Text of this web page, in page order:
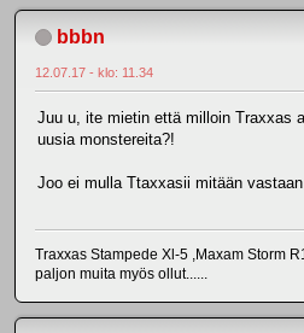
bbbn
12.07.17 - klo: 11.34
Juu u, ite mietin että milloin Traxxas
uusia monstereita?!
Joo ei mulla Ttaxxasii mitään
Traxxas Stampede Xl-5 ,Maxam Storm
paljon muita myös ollut......